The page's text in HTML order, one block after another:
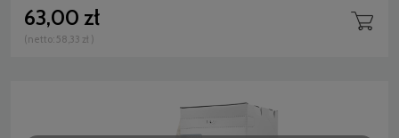
63,00 zł
(netto: 58,33 zł )